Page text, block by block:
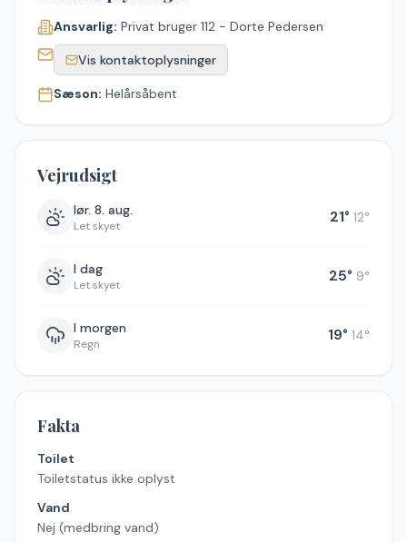
Ansvarlig: Privat bruger 112 - Dorte Pedersen
Vis kontaktoplysninger
Sæson: Helårsåbent
Vejrudsigt
lør. 8. aug.
Let skyet 21° 12°
I dag
Let skyet 25° 9°
I morgen
Regn 19° 14°
Fakta
Toilet
Toiletstatus ikke oplyst
Vand
Nej (medbring vand)